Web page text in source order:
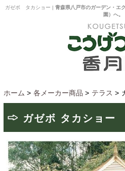
ガゼボ タカショー | 青森県八戸市のガーデン・エ
園）へ。
ホーム > 各メーカー商品 > テラス >
ガゼボ タカショー